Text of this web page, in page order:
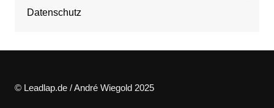
Datenschutz
© Leadlap.de / André Wiegold 2025